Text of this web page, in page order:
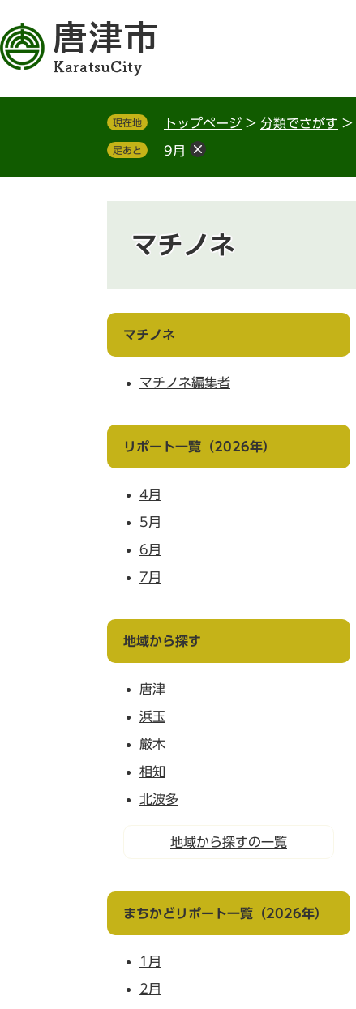
ー
ジ
の
ニ
ュ
ー
現在地 トップページ > 分類でさがす >
足あと 9月
マチノネ
マチノネ
マチノネ編集者
リポート一覧（2026年）
4月
5月
6月
7月
地域から探す
唐津
浜玉
厳木
相知
北波多
地域から探すの一覧
まちかどリポート一覧（2026年）
1月
2月